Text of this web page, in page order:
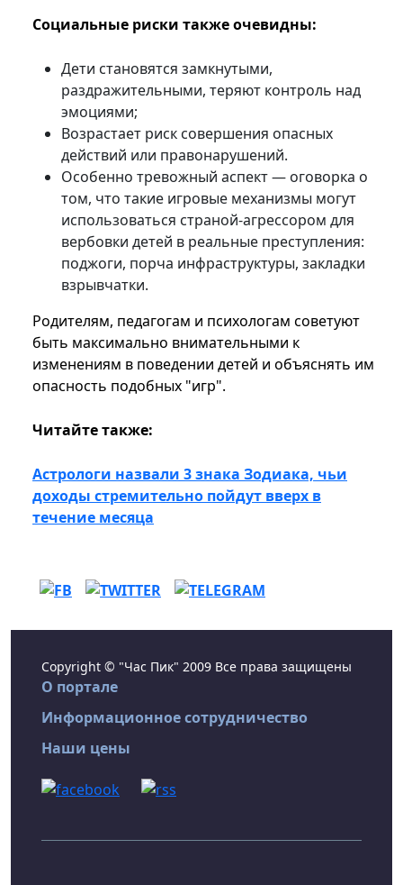
Социальные риски также очевидны:
Дети становятся замкнутыми,
раздражительными, теряют контроль над
эмоциями;
Возрастает риск совершения опасных
действий или правонарушений.
Особенно тревожный аспект — оговорка о
том, что такие игровые механизмы могут
использоваться страной-агрессором для
вербовки детей в реальные преступления:
поджоги, порча инфраструктуры, закладки
взрывчатки.
Родителям, педагогам и психологам советуют
быть максимально внимательными к
изменениям в поведении детей и объяснять им
опасность подобных "игр".
Читайте также:
Астрологи назвали 3 знака Зодиака, чьи
доходы стремительно пойдут вверх в
течение месяца
Copyright © "Час Пик" 2009 Все права защищены
О портале
Информационное сотрудничество
Наши цены